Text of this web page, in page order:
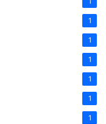
1
1
1
1
1
1